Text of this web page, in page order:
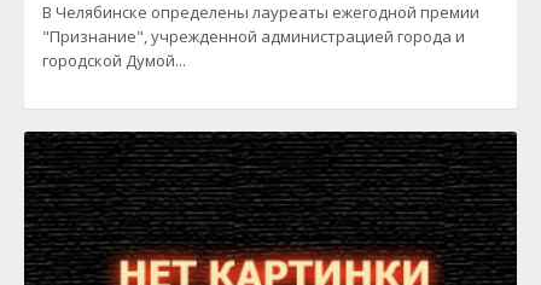
В Челябинске определены лауреаты ежегодной премии
"Признание", учрежденной администрацией города и
городской Думой...